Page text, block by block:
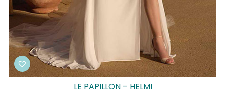
LE PAPILLON – HELMI